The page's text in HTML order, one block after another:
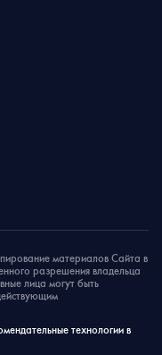
материалов Сайта в
разрешения владельца
лица могут быть
технологии в